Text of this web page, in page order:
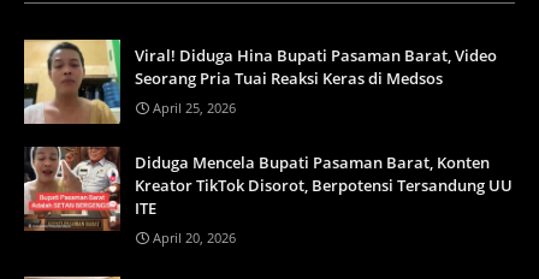
Viral! Diduga Hina Bupati Pasaman Barat, Video
Seorang Pria Tuai Reaksi Keras di Medsos
April 25, 2026
Diduga Mencela Bupati Pasaman Barat, Konten
Kreator TikTok Disorot, Berpotensi Tersandung UU
ITE
April 20, 2026